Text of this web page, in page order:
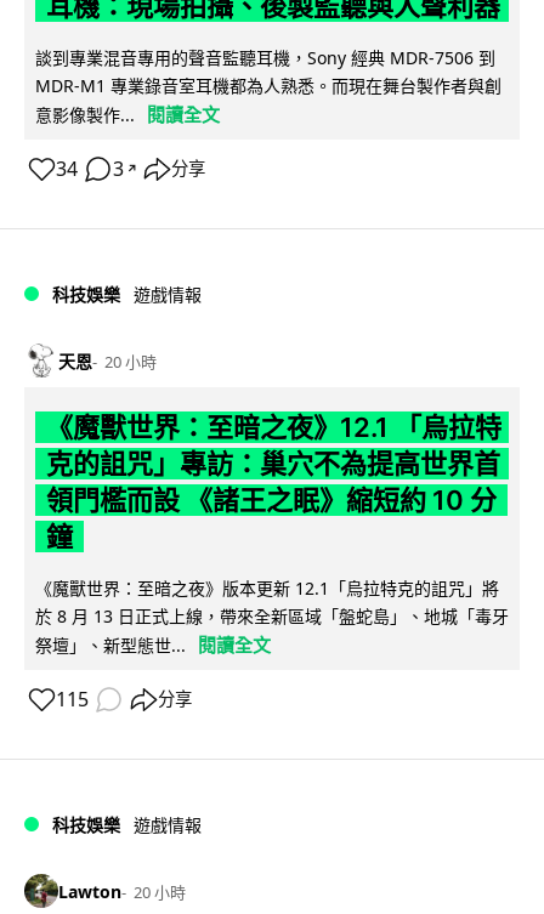
談到專業混音專用的聲音監聽耳機，Sony 經典 MDR-7506 到
MDR-M1 專業錄音室耳機都為人熟悉。而現在舞台製作者與創
意影像製作...
閱讀全文
34 3 ↗ 分享
科技娛樂 遊戲情報
天恩 20 小時
《魔獸世界：至暗之夜》12.1 「烏拉特
克的詛咒」專訪：巢穴不為提高世界首
領門檻而設 《諸王之眠》縮短約 10 分
鐘
《魔獸世界：至暗之夜》版本更新 12.1「烏拉特克的詛咒」將
於 8 月 13 日正式上線，帶來全新區域「盤蛇島」、地城「毒牙
祭壇」、新型態世...
閱讀全文
115 分享
科技娛樂 遊戲情報
Lawton 20 小時